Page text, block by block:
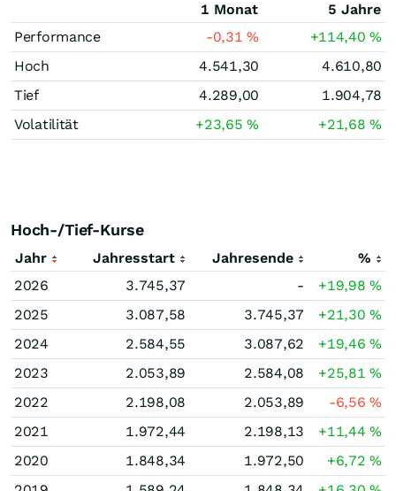
1 Monat
5 Jahre
Performance
-0,31% +114,40%
Hoch
4.541,30
4.610,80
Tief
4.289,00
1.904,78
Volatilität
+23,65% +21,68%
Hoch-/Tief-Kurse
Jahr Jahresstart Jahresende
%
2026
3.745,37 - +19,98%
2025
3.087,58 3.745,37 +21,30%
2024
2.584,55 3.087,62 +19,46%
2023
2.053,89 2.584,08 +25,81%
2022
2.198,08 2.053,89 -6,56%
2021
1.972,44 2.198,13 +11,44%
2020
1.848,34 1.972,50 +6,72%